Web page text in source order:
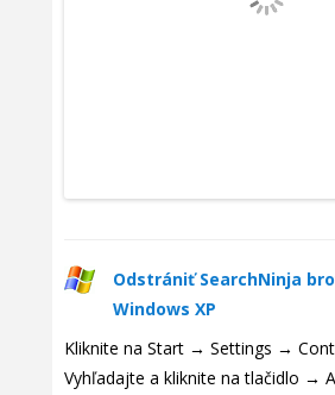
Odstrániť SearchNinja
Windows XP
Kliknite na Start → Settings →
Vyhľadajte a kliknite na tlačidlo →